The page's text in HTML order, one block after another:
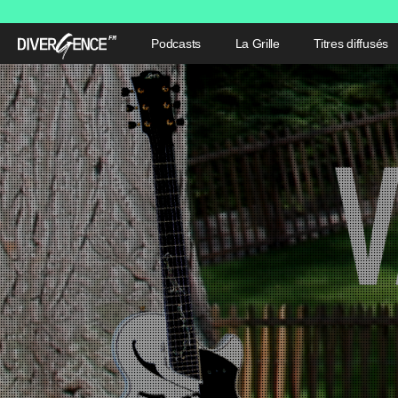
Podcasts La Grille Titres diffusés